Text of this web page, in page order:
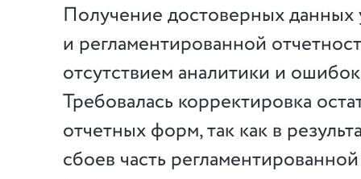
Получение достоверных данных
и регламентированной
отсутствием аналитики и
Требовалась корректировка
отчетных форм, так как в
сбоев часть